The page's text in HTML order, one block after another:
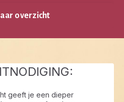
overzicht
geeft je een dieper